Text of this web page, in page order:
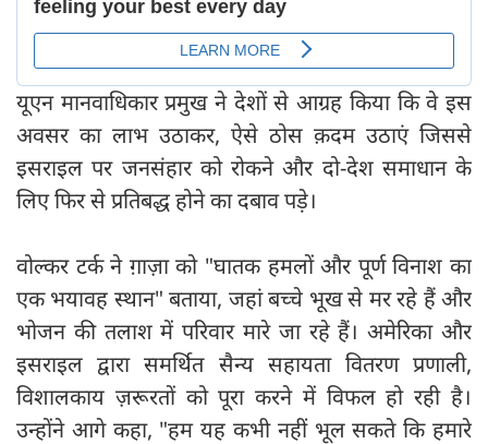
यूएन मानवाधिकार प्रमुख ने देशों से आग्रह किया कि वे इस
अवसर का लाभ उठाकर, ऐसे ठोस क़दम उठाएं जिससे
इसराइल पर जनसंहार को रोकने और दो-देश समाधान के
लिए फिर से प्रतिबद्ध होने का दबाव पड़े।
वोल्कर टर्क ने ग़ाज़ा को "घातक हमलों और पूर्ण विनाश का
एक भयावह स्थान" बताया, जहां बच्चे भूख से मर रहे हैं और
भोजन की तलाश में परिवार मारे जा रहे हैं। अमेरिका और
इसराइल द्वारा समर्थित सैन्य सहायता वितरण प्रणाली,
विशालकाय ज़रूरतों को पूरा करने में विफल हो रही है।
उन्होंने आगे कहा, "हम यह कभी नहीं भूल सकते कि हमारे